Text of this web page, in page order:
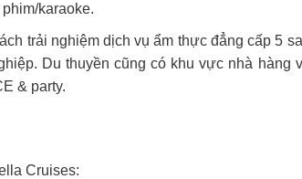
karaoke.
trải nghiệm dịch vụ ẩm thực đẳng cấp 5
Du thuyền cũng có khu vực nhà hàng
& party.
Cruises: